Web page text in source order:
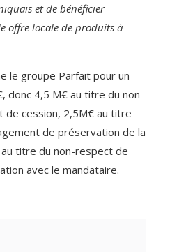
et de bénéficier
offre locale de produits à
le groupe Parfait pour un
donc 4,5 M€ au titre du non-
de cession, 2,5M€ au titre
de préservation de la
titre du non-respect de
avec le mandataire.